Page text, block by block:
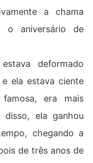
a chama
o aniversário de
deformado
ela estava ciente
era mais
ela ganhou
chegando a
de três anos de